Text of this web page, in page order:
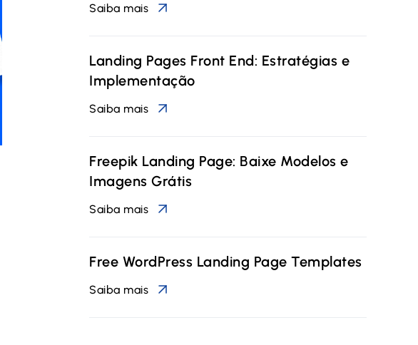
Saiba mais
Landing Pages Front End: Estratégias e
Implementação
Saiba mais
Freepik Landing Page: Baixe Modelos e
Imagens Grátis
Saiba mais
Free WordPress Landing Page Templates
Saiba mais